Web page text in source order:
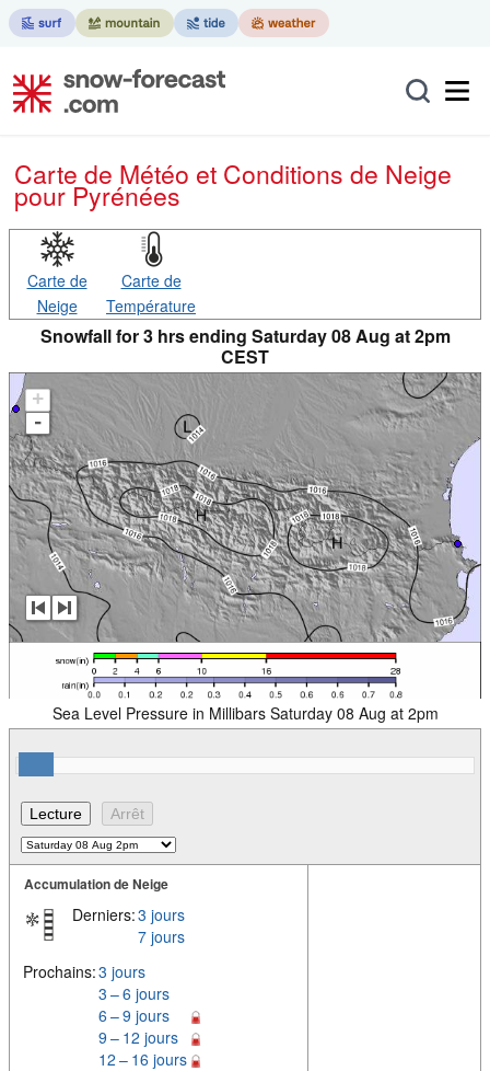
Carte de Météo et Conditions de Neige
pour Pyrénées
Carte de
Neige
Carte de
Température
Snowfall for 3 hrs ending Saturday 08 Aug at 2pm
CEST
+
-
Sea Level Pressure in Millibars Saturday 08 Aug at 2pm
Accumulation de Neige
Derniers:3 jours
7 jours
Prochains:3 jours
3 – 6 jours
6 – 9 jours
9 – 12 jours
12 – 16 jours